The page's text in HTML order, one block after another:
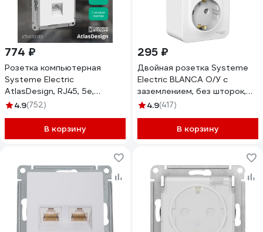
774 ₽
Розетка компьютерная
Systeme Electric
AtlasDesign, RJ45, 5e,
механизм, Белый
4.9(752)
В корзину
295 ₽
Двойная розетка Systeme
Electric BLANCA О/У с
заземлением, без шторок,
БЕЛЫЙ BLNRA010201
4.9(417)
В корзину